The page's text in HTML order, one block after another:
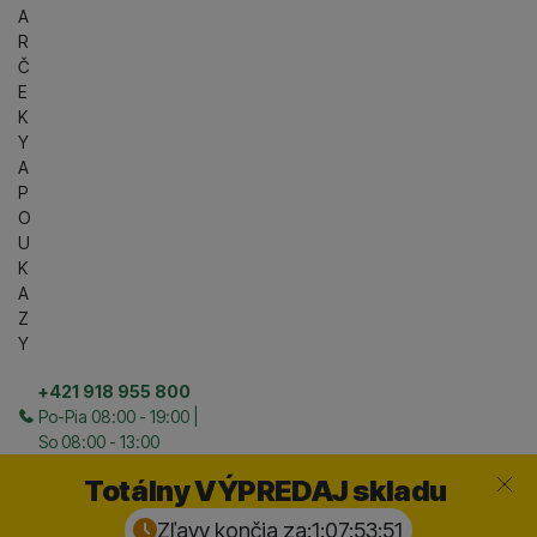
A
R
Č
E
K
Y
A
P
O
U
K
A
Z
Y
+421 918 955 800
Po-Pia 08:00 - 19:00 |
So 08:00 - 13:00
Totálny VÝPREDAJ skladu
Zľavy končia za:1:07:53:50
Zavrieť